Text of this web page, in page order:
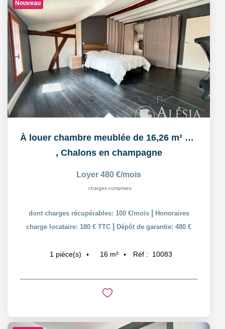
Nouveau
À louer chambre meublée de 16,26 m² dans un logement...
, Chalons en champagne
Loyer 480 €/mois
charges comprises
dont charges récupérables: 100 €/mois
Honoraires
charge locataire: 180 € TTC
Dépôt de garantie: 480 €
1 pièce(s) 16 m² Réf : 10083